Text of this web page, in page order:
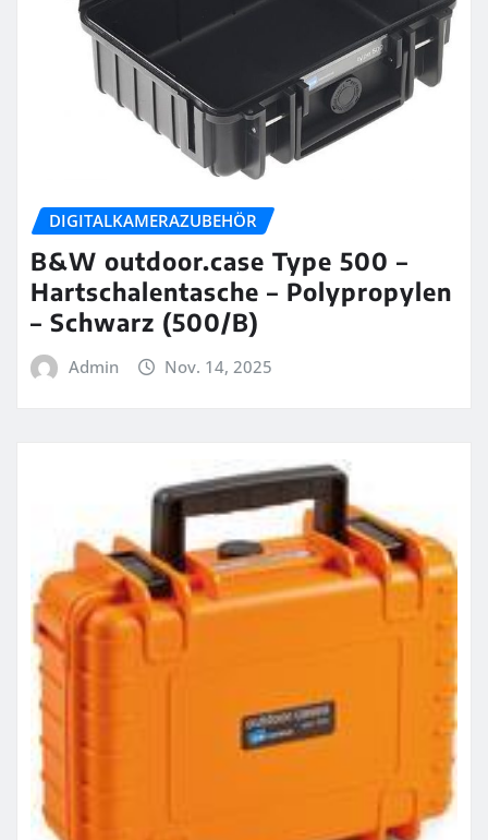
DIGITALKAMERAZUBEHÖR
B&W outdoor.case Type 500 –
Hartschalentasche – Polypropylen
– Schwarz (500/B)
Admin Nov. 14, 2025